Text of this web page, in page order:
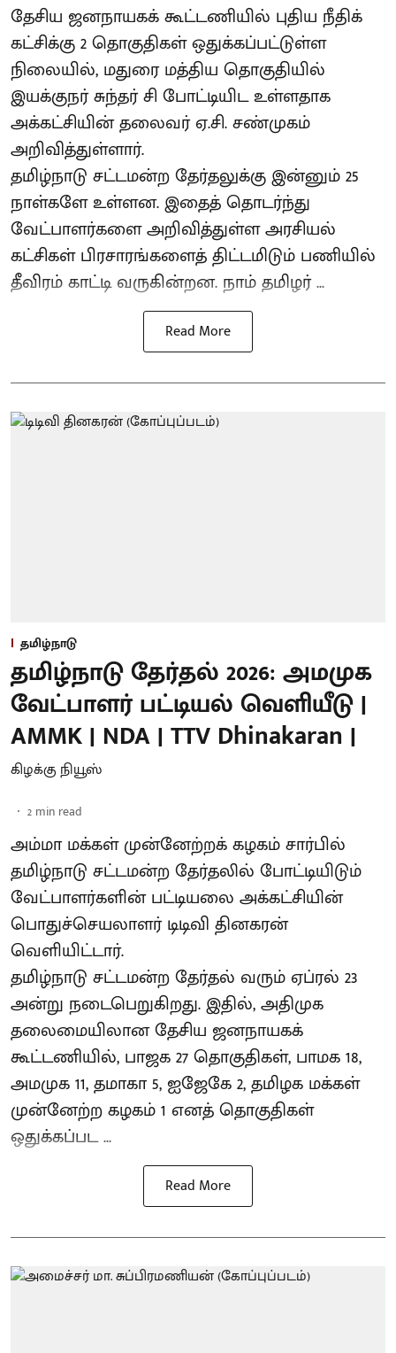
தேசிய ஜனநாயகக் கூட்டணியில் புதிய நீதிக்
கட்சிக்கு 2 தொகுதிகள் ஒதுக்கப்பட்டுள்ள
நிலையில், மதுரை மத்திய தொகுதியில்
இயக்குநர் சுந்தர் சி போட்டியிட உள்ளதாக
அக்கட்சியின் தலைவர் ஏ.சி. சண்முகம்
அறிவித்துள்ளார்.
தமிழ்நாடு சட்டமன்ற தேர்தலுக்கு இன்னும் 25
நாள்களே உள்ளன. இதைத் தொடர்ந்து
வேட்பாளர்களை அறிவித்துள்ள அரசியல்
கட்சிகள் பிரசாரங்களைத் திட்டமிடும் பணியில்
தீவிரம் காட்டி வருகின்றன. நாம் தமிழர் ...
Read More
தமிழ்நாடு
தமிழ்நாடு தேர்தல் 2026: அமமுக
வேட்பாளர் பட்டியல் வெளியீடு |
AMMK | NDA | TTV Dhinakaran |
கிழக்கு நியூஸ்
2 min read
அம்மா மக்கள் முன்னேற்றக் கழகம் சார்பில்
தமிழ்நாடு சட்டமன்ற தேர்தலில் போட்டியிடும்
வேட்பாளர்களின் பட்டியலை அக்கட்சியின்
பொதுச்செயலாளர் டிடிவி தினகரன்
வெளியிட்டார்.
தமிழ்நாடு சட்டமன்ற தேர்தல் வரும் ஏப்ரல் 23
அன்று நடைபெறுகிறது. இதில், அதிமுக
தலைமையிலான தேசிய ஜனநாயகக்
கூட்டணியில், பாஜக 27 தொகுதிகள், பாமக 18,
அமமுக 11, தமாகா 5, ஐஜேகே 2, தமிழக மக்கள்
முன்னேற்ற கழகம் 1 எனத் தொகுதிகள்
ஒதுக்கப்பட ...
Read More